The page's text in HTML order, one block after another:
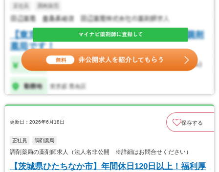
更新日：2026年6月18日 保存する
正社員 調剤薬局
調剤薬局の薬剤師求人（法人名非公開 ※詳細はお問合せください）
【茨城県ひたちなか市】年間休日120日以上！福利厚